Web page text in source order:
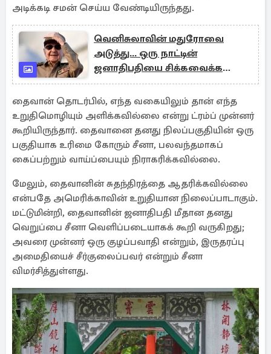
அடிக்கடி சமன் செய்ய வேண்டியிருந்தது.
வெனிசுலாவின் மதுரோவை
அடுத்து... ஒரு நாட்டின்
ஜனாதிபதியை சிக்கவைக்க
அமெரிக்கா தீவிரம்
தைவான் தொடர்பில், எந்த வகையிலும் தான் எந்த
உறுதிமொழியும் அளிக்கவில்லை என்று ட்ரம்ப் முன்னர்
கூறியிருந்தார். தைவானை தனது நிலப்பகுதியின் ஒரு
பகுதியாக உரிமை கோரும் சீனா, பலவந்தமாகப்
கைப்பற்றும் வாய்ப்பையும் நிராகரிக்கவில்லை.
மேலும், தைவானின் சுதந்திரத்தை ஆதரிக்கவில்லை
என்பதே அமெரிக்காவின் உறுதியான நிலைப்பாடாகும்.
மட்டுமின்றி, தைவானின் ஜனாதிபதி மீதான தனது
வெறுப்பை சீனா வெளிப்படையாகக் கூறி வருகிறது;
அவரை முன்னர் ஒரு குழப்பவாதி என்றும், இருதரப்பு
அமைதியைச் சீர்குலைப்பவர் என்றும் சீனா
விமர்சித்துள்ளது.